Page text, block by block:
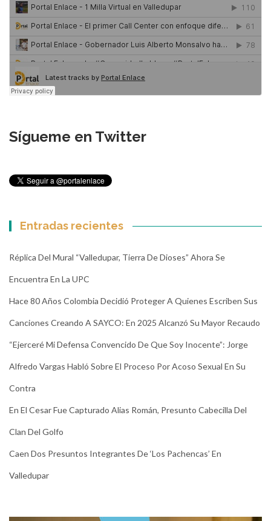
Sígueme en Twitter
Entradas recientes
Réplica Del Mural “Valledupar, Tierra De Dioses” Ahora Se
Encuentra En La UPC
Hace 80 Años Colombia Decidió Proteger A Quienes Escriben Sus
Canciones Creando A SAYCO: En 2025 Alcanzó Su Mayor Recaudo
“Ejerceré Mi Defensa Convencido De Que Soy Inocente”: Jorge
Alfredo Vargas Habló Sobre El Proceso Por Acoso Sexual En Su
Contra
En El Cesar Fue Capturado Alias Román, Presunto Cabecilla Del
Clan Del Golfo
Caen Dos Presuntos Integrantes De ‘Los Pachencas’ En
Valledupar